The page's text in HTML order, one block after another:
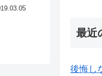
最近
後悔し